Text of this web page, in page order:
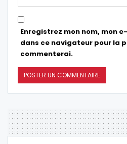
Enregistrez mon nom, mon
dans ce navigateur pour la
commenterai.